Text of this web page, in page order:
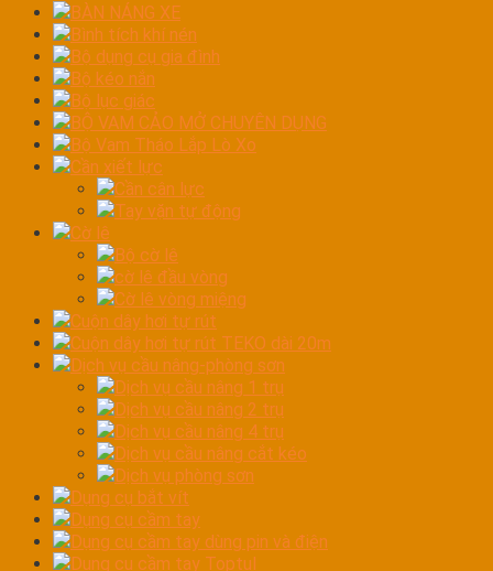
BÀN NÁNG XE
Bình tích khí nén
Bộ dụng cụ gia đình
Bộ kéo nắn
Bộ lục giác
BỘ VAM CẢO MỞ CHUYÊN DỤNG
Bộ Vam Tháo Lắp Lò Xo
Cần xiết lực
Cần cân lực
Tay vặn tự động
Cờ lê
Bộ cờ lê
cờ lê đầu vòng
Cờ lê vòng miệng
Cuộn dây hơi tự rút
Cuộn dây hơi tự rút TEKO dài 20m
Dịch vụ cầu nâng-phòng sơn
Dịch vụ cầu nâng 1 trụ
Dịch vụ cầu nâng 2 trụ
Dịch vụ cầu nâng 4 trụ
Dịch vụ cầu nâng cắt kéo
Dịch vụ phòng sơn
Dụng cụ bắt vít
Dụng cụ cầm tay
Dụng cụ cầm tay dùng pin và điện
Dụng cụ cầm tay Toptul